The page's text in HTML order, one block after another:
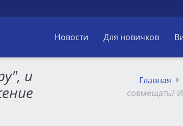
Новости Для новичков
и
Главная
совмещать?